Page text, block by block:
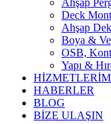
Ahşap
Deck
Ahşap
Boya &
OSB,
Yapı &
HABERLER
BLOG
BİZE ULAŞIN